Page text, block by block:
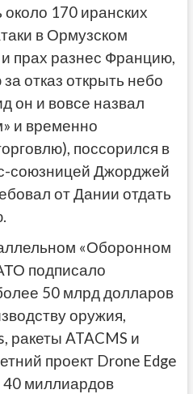
170 иранских
в Ормузском
прах разнес Францию,
отказ открыть небо
и вовсе назвал
и временно
поссорился в
союзницей Джорджей
от Дании отдать
«Оборонном
подписало
50 млрд долларов
оружия,
ракеты ATACMS и
проект Drone Edge
миллиардов